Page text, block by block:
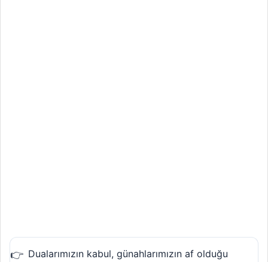
Dualarımızın kabul, günahlarımızın af olduğu